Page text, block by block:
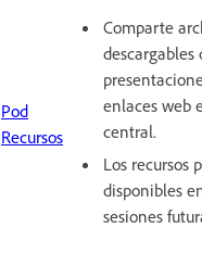
Pod
Recursos
Comparte
descargables
enlaces web
central.
Los recursos
disponibles
sesiones